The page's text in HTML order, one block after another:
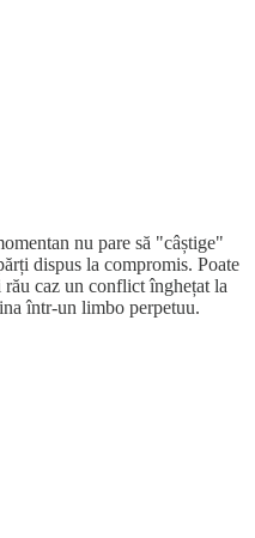
nu pare să "câștige"
dispus la compromis. Poate
caz un conflict înghețat la
într-un limbo perpetuu.